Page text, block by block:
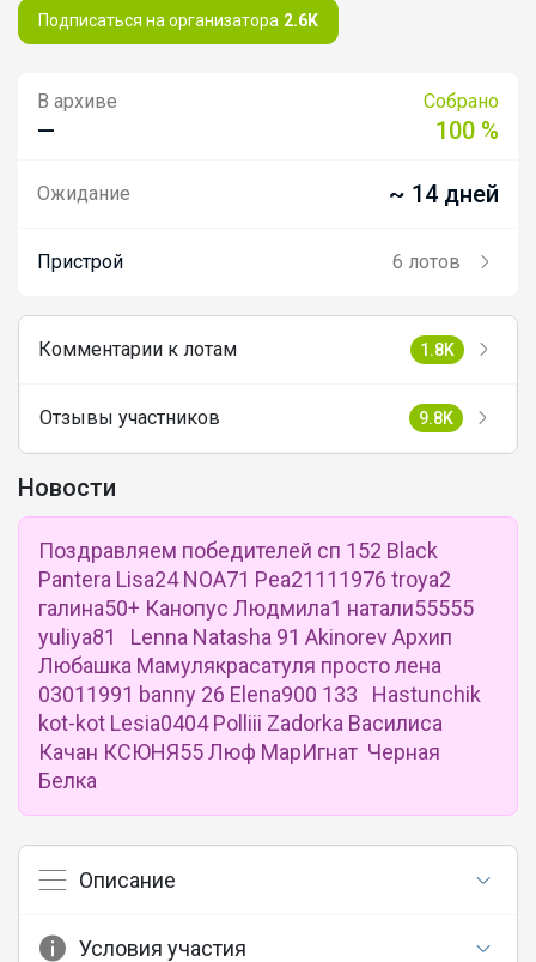
Подписаться на организатора 2.6K
В архиве
—
Собрано
100 %
Ожидание ~ 14 дней
Пристрой 6 лотов
Комментарии к лотам 1.8K
Отзывы участников 9.8K
Новости
Поздравляем победителей сп 152 Black
Pantera Lisa24 NOA71 Pea21111976 troya2
галина50+ Канопус Людмила1 натали55555
yuliya81 Lenna Natasha 91 Akinorev Архип
Любашка Мамулякрасатуля просто лена
03011991 banny 26 Elena900 133 Hastunchik
kot-kot Lesia0404 Polliii Zadorka Василиса
Качан КСЮНЯ55 Люф МарИгнат Черная
Белка
Описание
Условия участия